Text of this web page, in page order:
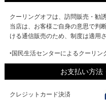
クーリングオフは、訪問販売・勧
当店は、お客様ご自身の意思で判
ける通信販売のため、制度は適用
‣国民生活センターによるクーリ
お支払い方法
クレジットカード決済